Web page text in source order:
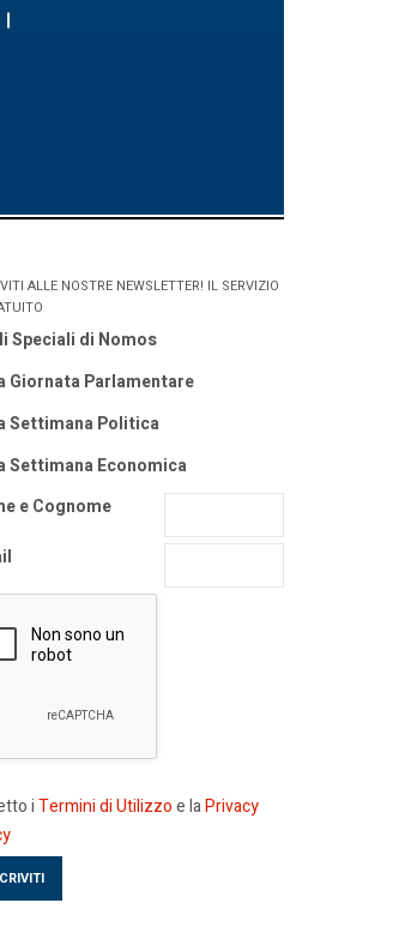
ALLE NOSTRE NEWSLETTER! IL SERVIZIO
Speciali di Nomos
Giornata Parlamentare
Settimana Politica
Settimana Economica
e Cognome
iTermini di Utilizzoe laPrivacy